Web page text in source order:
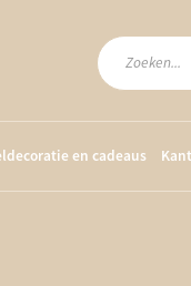
Producten
zoeken
en cadeaus